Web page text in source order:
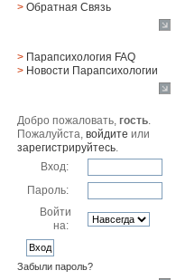
> Обратная Cвязь
> Парапсихология FAQ
> Новости Парапсихологии
Добро пожаловать,гость.
Пожалуйста,войдите или
зарегистрируйтесь.
Вход:
Пароль:
Войти
на:
Забыли пароль?